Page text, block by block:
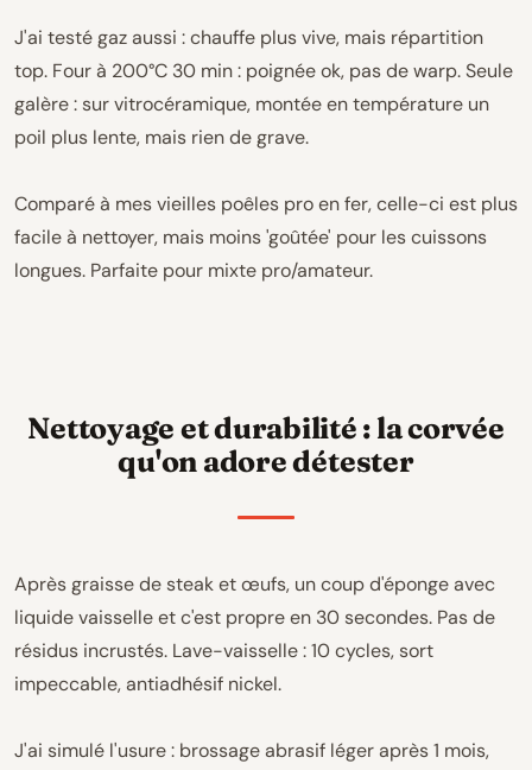
J'ai testé gaz aussi : chauffe plus vive, mais répartition
top. Four à 200°C 30 min : poignée ok, pas de warp. Seule
galère : sur vitrocéramique, montée en température un
poil plus lente, mais rien de grave.
Comparé à mes vieilles poêles pro en fer, celle-ci est plus
facile à nettoyer, mais moins 'goûtée' pour les cuissons
longues. Parfaite pour mixte pro/amateur.
Nettoyage et durabilité : la corvée
qu'on adore détester
Après graisse de steak et œufs, un coup d'éponge avec
liquide vaisselle et c'est propre en 30 secondes. Pas de
résidus incrustés. Lave-vaisselle : 10 cycles, sort
impeccable, antiadhésif nickel.
J'ai simulé l'usure : brossage abrasif léger après 1 mois,